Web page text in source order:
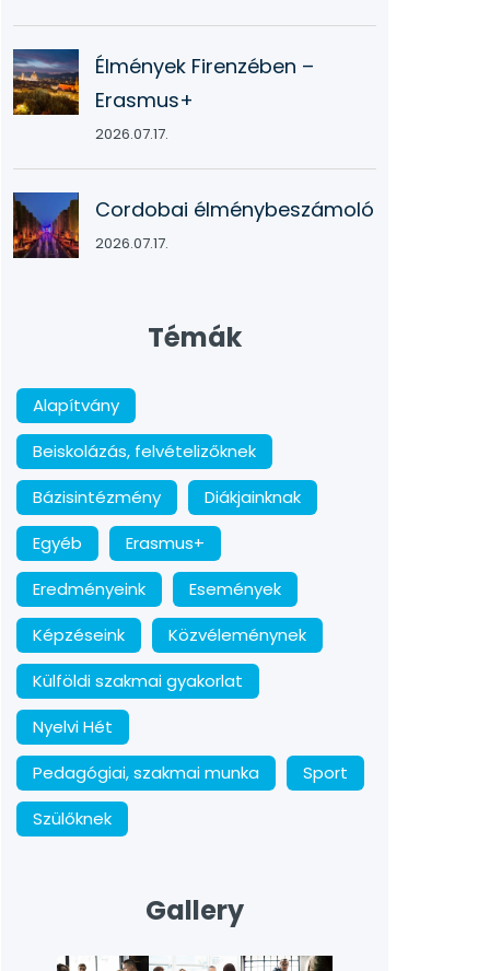
Élmények Firenzében –
Erasmus+
2026.07.17.
Cordobai élménybeszámoló
2026.07.17.
Témák
Alapítvány
Beiskolázás, felvételizőknek
Bázisintézmény
Diákjainknak
Egyéb
Erasmus+
Eredményeink
Események
Képzéseink
Közvéleménynek
Külföldi szakmai gyakorlat
Nyelvi Hét
Pedagógiai, szakmai munka
Sport
Szülőknek
Gallery